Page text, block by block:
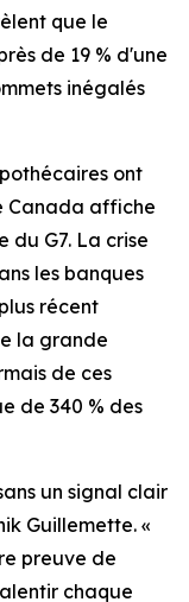
que le
de 19 % d'une
inégalés
ont
Canada affiche
du G7. La crise
les banques
récent
la grande
de ces
de 340 % des
un signal clair
Guillemette. «
preuve de
chaque